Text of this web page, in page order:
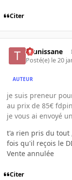
Citer
tounissane
Posté(e) le 20
AUTEUR
je suis preneur
au prix de 85€ fdpin
je vous ai envoyé
t'a rien pris du tout
fois qu'il reçois le
Vente annulée
Citer